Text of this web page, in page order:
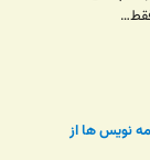
نویس ها از